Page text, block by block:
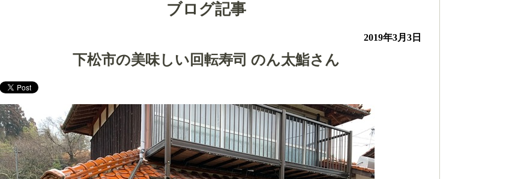
ブログ記事
2019年3月3日
下松市の美味しい回転寿司 のん太鮨さん